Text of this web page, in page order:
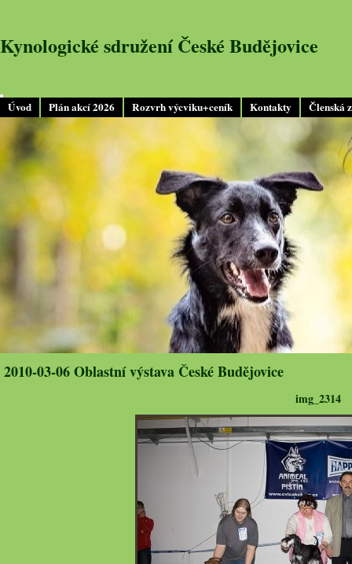
Úvod Plán akcí 2026 Rozvrh výcviku+ceník Kontakty Členská
Kynologické sdružení České Budějovice
2010-03-06 Oblastní výstava České Budějovice
img_2314